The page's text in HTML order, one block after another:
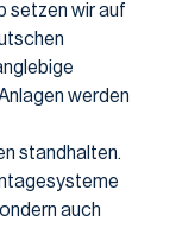
setzen wir auf
werden
standhalten.
auch